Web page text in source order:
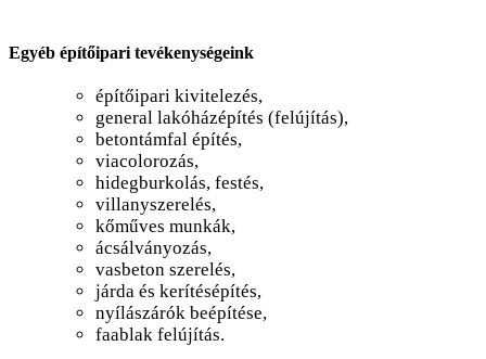
Egyéb építőipari tevékenységeink
építőipari kivitelezés,
general lakóházépítés (felújítás),
betontámfal építés,
viacolorozás,
hidegburkolás, festés,
villanyszerelés,
kőműves munkák,
ácsálványozás,
vasbeton szerelés,
járda és kerítésépítés,
nyílászárók beépítése,
faablak felújítás.